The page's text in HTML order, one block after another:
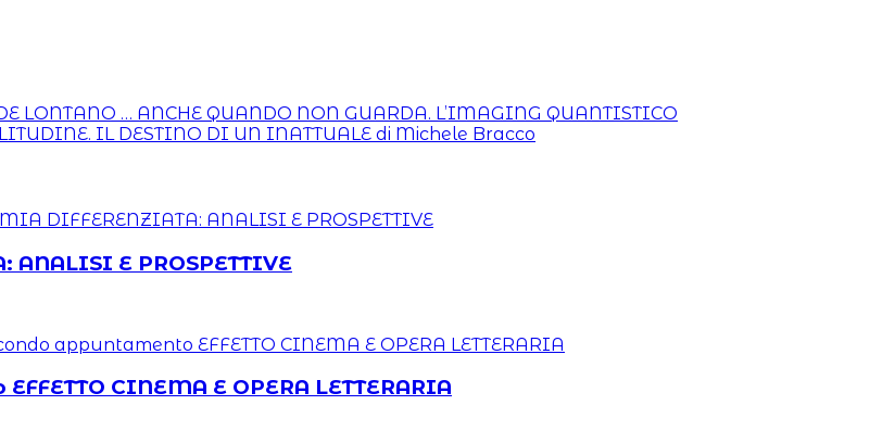
LONTANO … ANCHE QUANDO NON GUARDA. L’IMAGING QUANTISTICO
IL DESTINO DI UN INATTUALE di Michele Bracco
E PROSPETTIVE
CINEMA E OPERA LETTERARIA